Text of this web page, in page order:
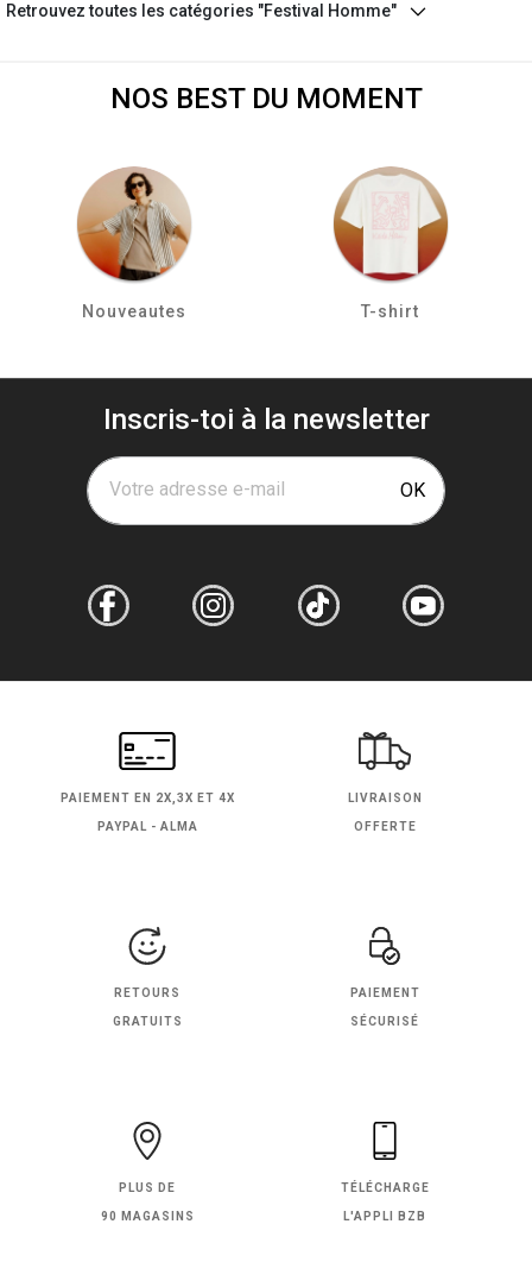
Retrouvez toutes les catégories "Festival Homme"
NOS BEST DU MOMENT
Nouveautes T-shirt
Inscris-toi à la newsletter
Votre adresse e-mail OK
PAIEMENT EN 2X,3X ET 4X
PAYPAL - ALMA
LIVRAISON
OFFERTE
RETOURS
GRATUITS
PAIEMENT
SÉCURISÉ
PLUS DE
90 MAGASINS
TÉLÉCHARGE
L'APPLI BZB